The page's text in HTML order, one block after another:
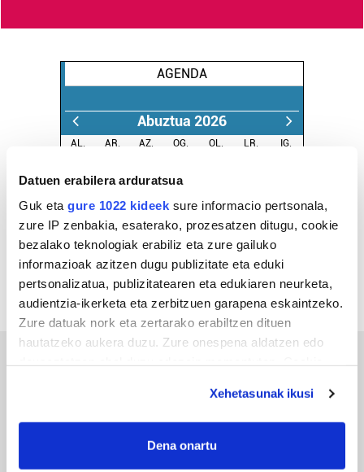
Datuen erabilera arduratsua
Guk eta gure 1022 kideek sure informacio pertsonala,
zure IP zenbakia, esaterako, prozesatzen ditugu, cookie
bezalako teknologiak erabiliz eta zure gailuko
informazioak azitzen dugu publizitate eta eduki
pertsonalizatua, publizitatearen eta edukiaren neurketa,
audientzia-ikerketa eta zerbitzuen garapena eskaintzeko.
Zure datuak nork eta zertarako erabiltzen dituen
hautatzeko aukera duzu. Zure onespena aldatzen edo
If you allow, we would also like to:
Collect information about your geographical
Xehetasunak ikusi
Dena onartu
AGENDA
Abuztua 2026
AL. AR. AZ. OG. OL. LR.
IG.
3 4 5 6
10 11 12 13 14 15 16
24 25 26 27 28 29 30
31 1 2 3 4 5 6